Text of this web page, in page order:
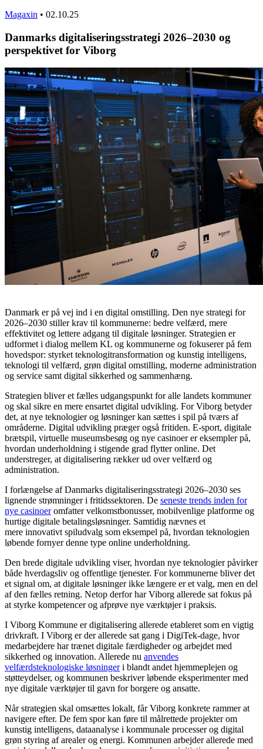
Magaxin • 02.10.25
Danmarks digitaliseringsstrategi 2026–2030 og
perspektivet for Viborg
Danmark er på vej ind i en digital omstilling. Den nye strategi for
2026–2030 stiller krav til kommunerne: bedre velfærd, mere
effektivitet og lettere adgang til digitale løsninger. Strategien er
udformet i dialog mellem KL og kommunerne og fokuserer på fem
hovedspor: styrket teknologitransformation og kunstig intelligens,
teknologi til velfærd, grøn digital omstilling, moderne administration
og service samt digital sikkerhed og sammenhæng.
Strategien bliver et fælles udgangspunkt for alle landets kommuner
og skal sikre en mere ensartet digital udvikling. For Viborg betyder
det, at nye teknologier og løsninger kan sættes i spil på tværs af
områderne. Digital udvikling præger også fritiden. E-sport, digitale
brætspil, virtuelle museumsbesøg og nye casinoer er eksempler på,
hvordan underholdning i stigende grad flytter online. Det
understreger, at digitalisering rækker ud over velfærd og
administration.
I forlængelse af Danmarks digitaliseringsstrategi 2026–2030 ses
lignende strømninger i fritidssektoren. De seneste trends inden for
nye casinoeromfatter velkomstbonusser, mobilvenlige platforme og
hurtige digitale betalingsløsninger. Samtidig nævnes et
mere innovativt spiludvalg som eksempel på, hvordan teknologien
løbende fornyer denne type online underholdning.
Den brede digitale udvikling viser, hvordan nye teknologier påvirker
både hverdagsliv og offentlige tjenester. For kommunerne bliver det
et signal om, at digitale løsninger ikke længere er et valg, men en del
af den fælles retning. Netop derfor har Viborg allerede sat fokus på
at styrke kompetencer og afprøve nye værktøjer i praksis.
I Viborg Kommune er digitalisering allerede etableret som en vigtig
drivkraft. I Viborg er der allerede sat gang i DigiTek-dage, hvor
medarbejdere har trænet digitale færdigheder og arbejdet med
sikkerhed og innovation. Allerede nu anvendes
velfærdsteknologiske løsningeri blandt andet hjemmeplejen og
støtteydelser, og kommunen beskriver løbende eksperimenter med
nye digitale værktøjer til gavn for borgere og ansatte.
Når strategien skal omsættes lokalt, får Viborg konkrete rammer at
navigere efter. De fem spor kan føre til målrettede projekter om
kunstig intelligens, dataanalyse i kommunale processer og digital
grøn styring af arealer og energi. Kommunen arbejder allerede med